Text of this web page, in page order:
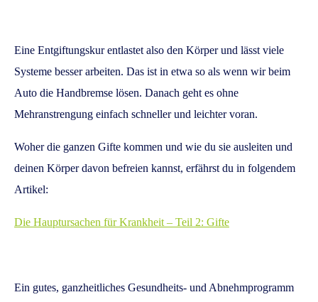
Eine Entgiftungskur entlastet also den Körper und lässt viele
Systeme besser arbeiten. Das ist in etwa so als wenn wir beim
Auto die Handbremse lösen. Danach geht es ohne
Mehranstrengung einfach schneller und leichter voran.
Woher die ganzen Gifte kommen und wie du sie ausleiten und
deinen Körper davon befreien kannst, erfährst du in folgendem
Artikel:
Die Hauptursachen für Krankheit – Teil 2: Gifte
Ein gutes, ganzheitliches Gesundheits- und Abnehmprogramm